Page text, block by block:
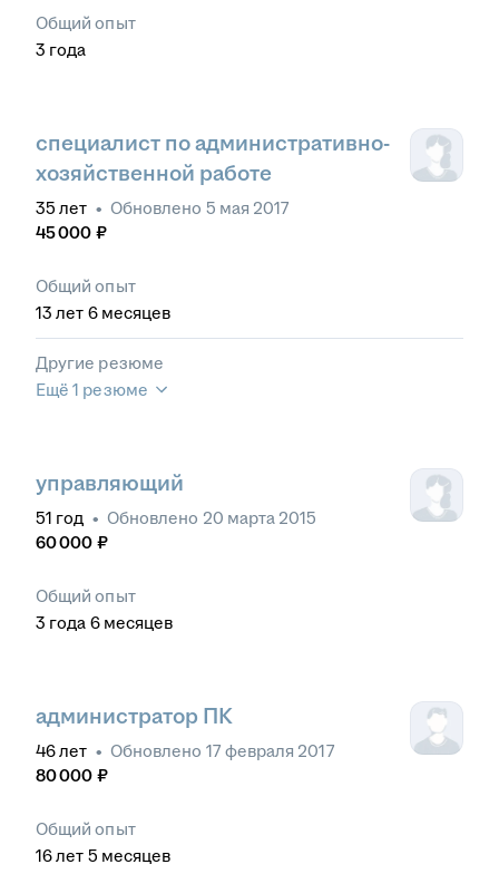
Общий опыт
3 года
специалист по административно-
хозяйственной работе
35 лет • Обновлено 5 мая 2017
45 000 ₽
Общий опыт
13 лет 6 месяцев
Другие резюме
Ещё 1 резюме
управляющий
51 год • Обновлено 20 марта 2015
60 000 ₽
Общий опыт
3 года 6 месяцев
администратор ПК
46лет • Обновлено 17 февраля 2017
80 000 ₽
Общий опыт
16лет 5 месяцев